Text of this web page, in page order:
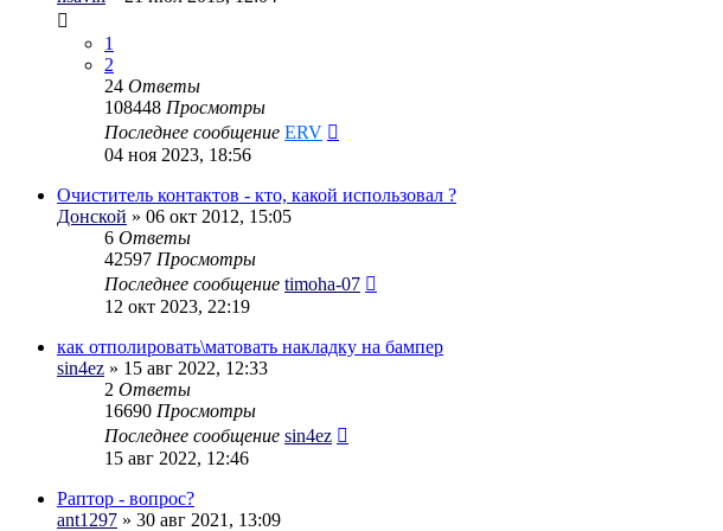
1
2
24 Ответы
108448 Просмотры
Последнее сообщение ERV
04 ноя 2023, 18:56
Очиститель контактов - кто, какой использовал ?
Донской » 06 окт 2012, 15:05
6 Ответы
42597 Просмотры
Последнее сообщение timoha-07
12 окт 2023, 22:19
как отполировать\матовать накладку на бампер
sin4ez » 15 авг 2022, 12:33
2 Ответы
16690 Просмотры
Последнее сообщение sin4ez
15 авг 2022, 12:46
Раптор - вопрос?
ant1297 » 30 авг 2021, 13:09